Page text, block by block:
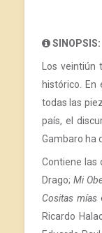
SINOPSIS:
Los veintiún
histórico.
todas las
país, el
Gambaro ha
Contiene las
Drago;Mi
Cositas mías
Ricardo